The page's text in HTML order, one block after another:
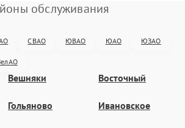
обслуживания
СВАО ЮВАО ЮАО ЮЗАО
Вешняки
Восточный
Гольяново Ивановское